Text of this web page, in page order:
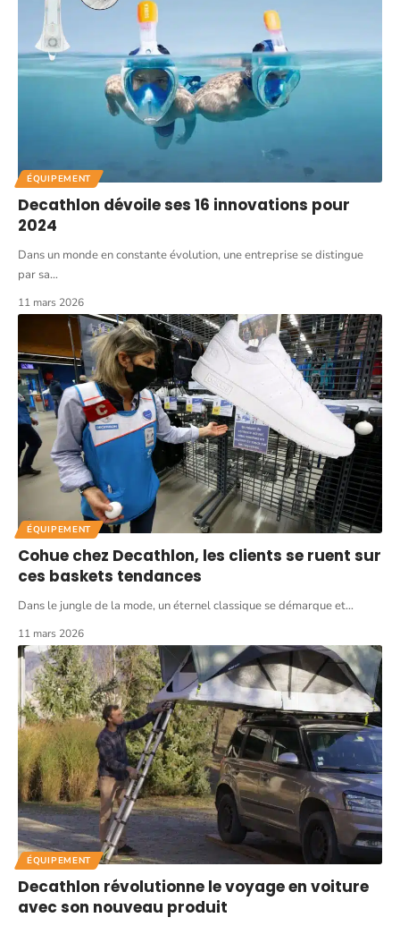
ÉQUIPEMENT
Decathlon dévoile ses 16 innovations pour
2024
Dans un monde en constante évolution, une entreprise se distingue
par sa…
11 mars 2026
ÉQUIPEMENT
Cohue chez Decathlon, les clients se ruent sur
ces baskets tendances
Dans le jungle de la mode, un éternel classique se démarque et…
11 mars 2026
ÉQUIPEMENT
Decathlon révolutionne le voyage en voiture
avec son nouveau produit